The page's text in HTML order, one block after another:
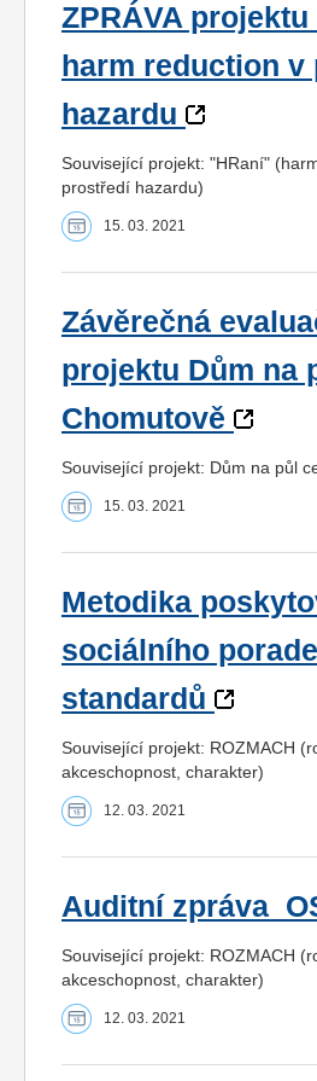
ZPRÁVA projektu
harm reduction
hazardu
Související projekt: "HRaní"
prostředí hazardu)
15. 03. 2021
Závěrečná
projektu Dům na
Chomutově
Související projekt: Dům na půl
15. 03. 2021
Metodika
sociálního
standardů
Související projekt: ROZMACH
akceschopnost, charakter)
12. 03. 2021
Auditní
Související projekt: ROZMACH
akceschopnost, charakter)
12. 03. 2021